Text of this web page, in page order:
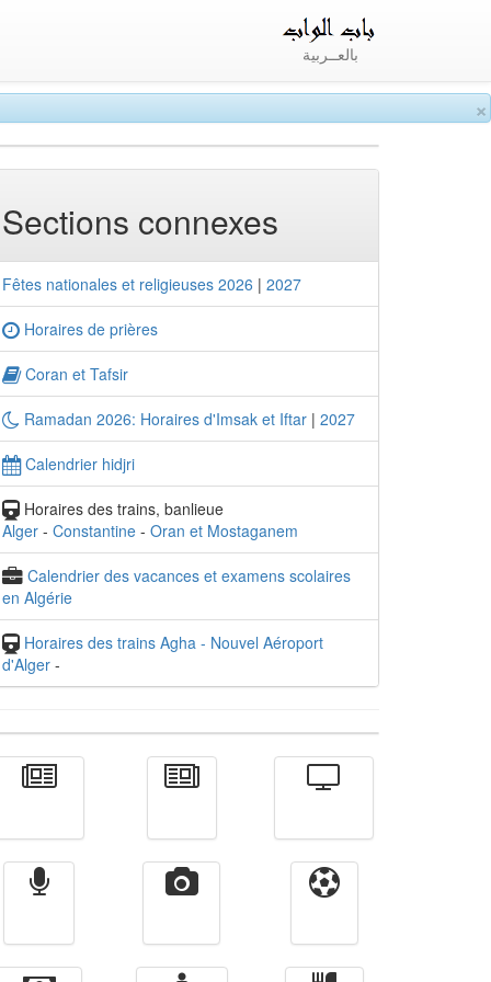
×
بالعــربية
Sections connexes
Fêtes nationales et religieuses 2026 | 2027
Horaires de prières
Coran et Tafsir
Ramadan 2026: Horaires d'Imsak et Iftar | 2027
Calendrier hidjri
Horaires des trains, banlieue
Alger - Constantine - Oran et Mostaganem
Calendrier des vacances et examens scolaires
en Algérie
Horaires des trains Agha - Nouvel Aéroport
d'Alger -